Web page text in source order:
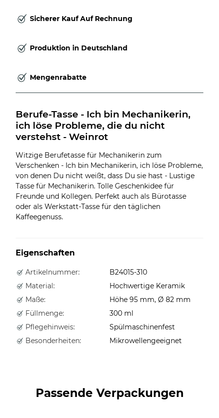
Sicherer Kauf Auf Rechnung
Produktion in Deutschland
Mengenrabatte
Berufe-Tasse - Ich bin Mechanikerin,
ich löse Probleme, die du nicht
verstehst - Weinrot
Witzige Berufetasse für Mechanikerin zum
Verschenken - Ich bin Mechanikerin, ich löse Probleme,
von denen Du nicht weißt, dass Du sie hast - Lustige
Tasse für Mechanikerin. Tolle Geschenkidee für
Freunde und Kollegen. Perfekt auch als Bürotasse
oder als Werkstatt-Tasse für den täglichen
Kaffeegenuss.
Eigenschaften
Artikelnummer:
B24015-310
Material:
Hochwertige Keramik
Maße:
Höhe 95 mm, Ø 82 mm
Füllmenge:
300 ml
Pflegehinweis:
Spülmaschinenfest
Besonderheiten:
Mikrowellengeeignet
Passende Verpackungen